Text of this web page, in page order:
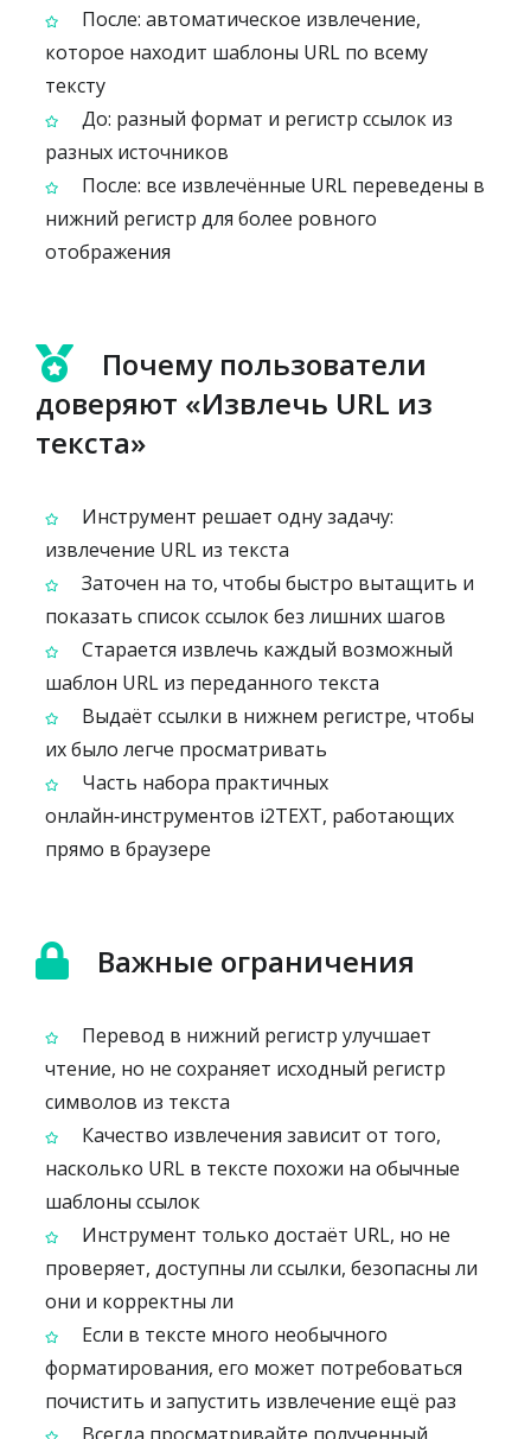
После: автоматическое извлечение,
которое находит шаблоны URL по всему
тексту
До: разный формат и регистр ссылок из
разных источников
После: все извлечённые URL переведены в
нижний регистр для более ровного
отображения
Почему пользователи
доверяют «Извлечь URL из
текста»
Инструмент решает одну задачу:
извлечение URL из текста
Заточен на то, чтобы быстро вытащить и
показать список ссылок без лишних шагов
Старается извлечь каждый возможный
шаблон URL из переданного текста
Выдаёт ссылки в нижнем регистре, чтобы
их было легче просматривать
Часть набора практичных
онлайн‑инструментов i2TEXT, работающих
прямо в браузере
Важные ограничения
Перевод в нижний регистр улучшает
чтение, но не сохраняет исходный регистр
символов из текста
Качество извлечения зависит от того,
насколько URL в тексте похожи на обычные
шаблоны ссылок
Инструмент только достаёт URL, но не
проверяет, доступны ли ссылки, безопасны ли
они и корректны ли
Если в тексте много необычного
форматирования, его может потребоваться
почистить и запустить извлечение ещё раз